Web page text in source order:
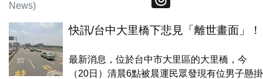
News)
快訊/台中大里橋下悲見「離世畫面」！
最新消息，位於台中市大里區的大里橋，今
（20日）清晨6點被晨運民眾發現有位男子懸掛